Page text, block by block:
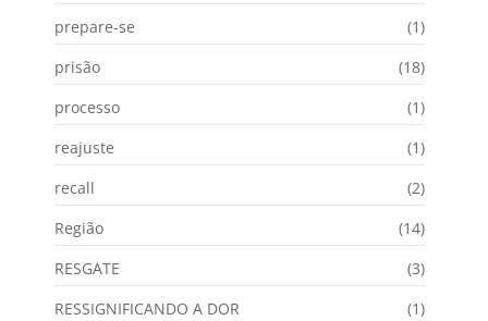
prepare-se
(1)
prisão
(18)
processo
(1)
reajuste
(1)
recall
(2)
Região
(14)
RESGATE
(3)
RESSIGNIFICANDO A DOR
(1)